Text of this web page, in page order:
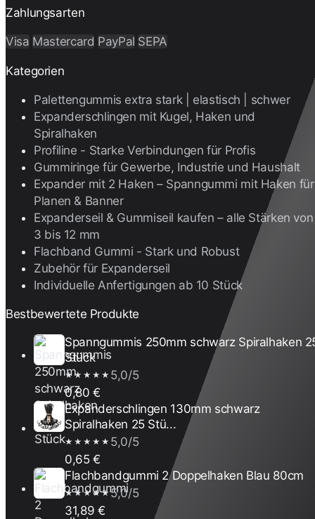
Zahlungsarten
Visa Mastercard PayPal SEPA
Kategorien
Palettengummis extra stark | elastisch | schwer
Expanderschlingen mit Kugel, Haken und
Spiralhaken
Profiline - Starke Verbindungen für Profis
Gummiringe für Gewerbe, Industrie und Haushalt
Expander mit 2 Haken – Spanngummi mit Haken für
Planen & Banner
Expanderseil & Gummiseil kaufen – alle Stärken von
3 bis 12 mm
Flachband Gummi - Stark und Robust
Zubehör für Expanderseil
Individuelle Anfertigungen ab 10 Stück
Bestbewertete Produkte
Spanngummis 250mm schwarz Spiralhaken
Stück
★★★★★ 5,0/5
0,80 €
Expanderschlingen 130mm schwarz
Spiralhaken 25 Stü...
★★★★★ 5,0/5
0,65 €
Flachbandgummi 2 Doppelhaken Blau 80cm
★★★★★5,0/5
31,89 €